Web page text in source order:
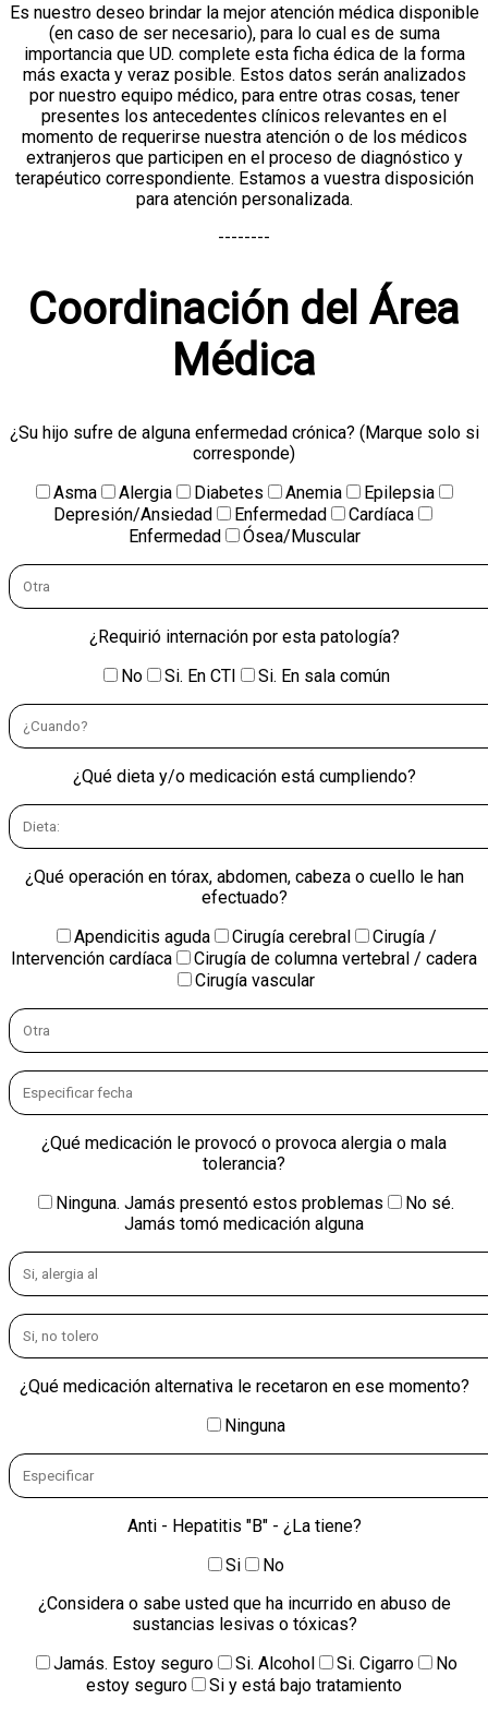
Es nuestro deseo brindar la mejor atención médica disponible
(en caso de ser necesario), para lo cual es de suma
importancia que UD. complete esta ficha édica de la forma
más exacta y veraz posible. Estos datos serán analizados
por nuestro equipo médico, para entre otras cosas, tener
presentes los antecedentes clínicos relevantes en el
momento de requerirse nuestra atención o de los médicos
extranjeros que participen en el proceso de diagnóstico y
terapéutico correspondiente. Estamos a vuestra disposición
para atención personalizada.
--------
Coordinación del Área
Médica
¿Su hijo sufre de alguna enfermedad crónica? (Marque solo si
corresponde)
Asma
Alergia Diabetes Anemia
Epilepsia
Depresión/Ansiedad
Enfermedad
Cardíaca
Enfermedad
Ósea/Muscular
¿Requirió internación por esta patología?
No
Si. En CTI Si. En sala común
¿Qué dieta y/o medicación está cumpliendo?
¿Qué operación en tórax, abdomen, cabeza o cuello le han
efectuado?
Apendicitis aguda
Cirugía cerebral
Cirugía /
Intervención cardíaca
Cirugía de columna vertebral / cadera
Cirugía vascular
¿Qué medicación le provocó o provoca alergia o mala
tolerancia?
Ninguna. Jamás presentó estos problemas
No sé.
Jamás tomó medicación alguna
¿Qué medicación alternativa le recetaron en ese momento?
Ninguna
Anti - Hepatitis "B" - ¿La tiene?
Si
No
¿Considera o sabe usted que ha incurrido en abuso de
sustancias lesivas o tóxicas?
Jamás. Estoy seguro
Si. Alcohol Si. Cigarro
No
estoy seguro
Si y está bajo tratamiento